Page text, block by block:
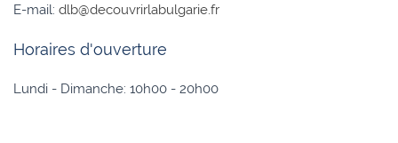
E-mail: dlb@decouvrirlabulgarie.fr
Horaires d'ouverture
Lundi - Dimanche: 10h00 - 20h00